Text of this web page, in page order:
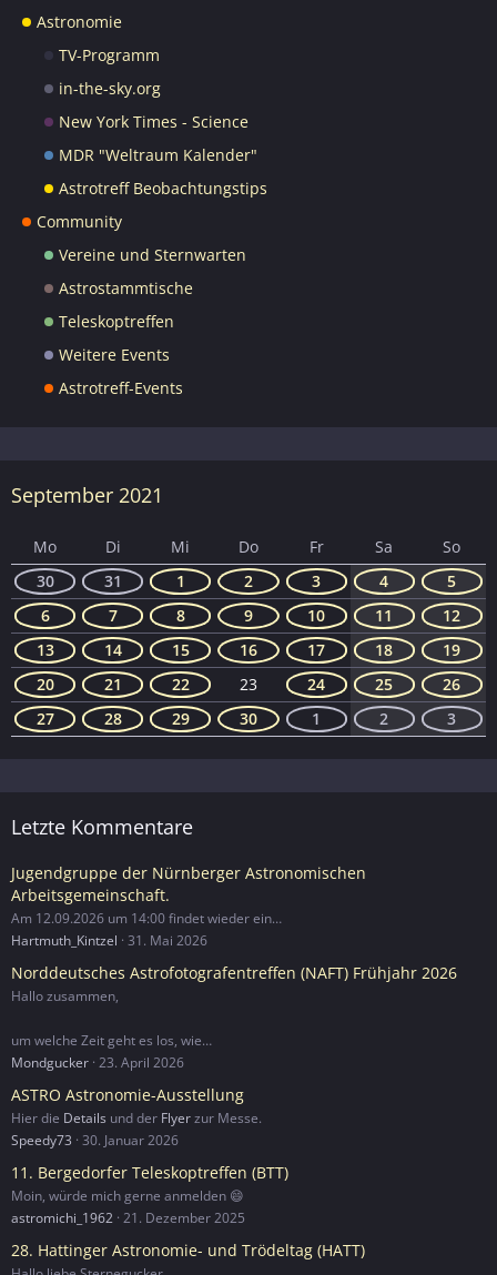
Astronomie
TV-Programm
in-the-sky.org
New York Times - Science
MDR "Weltraum Kalender"
Astrotreff Beobachtungstips
Community
Vereine und Sternwarten
Astrostammtische
Teleskoptreffen
Weitere Events
Astrotreff-Events
September 2021
Mo Di Mi Do Fr Sa
So
30
31 1 2 3 4
5
6
7 8 9 10 11
12
13
14 15 16 17 18
19
20
21 22 23 24 25
26
27
28 29 30 1 2 3
Letzte Kommentare
Jugendgruppe der Nürnberger Astronomischen
Arbeitsgemeinschaft.
Am 12.09.2026 um 14:00 findet wieder ein…
Hartmuth_Kintzel 31. Mai 2026
Norddeutsches Astrofotografentreffen (NAFT) Frühjahr 2026
Hallo zusammen,
um welche Zeit geht es los, wie…
Mondgucker 23. April 2026
ASTRO Astronomie-Ausstellung
Hier die Details und der Flyerzur Messe.
Speedy73 30. Januar 2026
11. Bergedorfer Teleskoptreffen (BTT)
Moin, würde mich gerne anmelden 😄
astromichi_1962 21. Dezember 2025
28. Hattinger Astronomie- und Trödeltag (HATT)